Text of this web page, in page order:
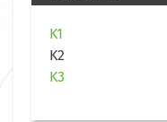
K1
K2
K3